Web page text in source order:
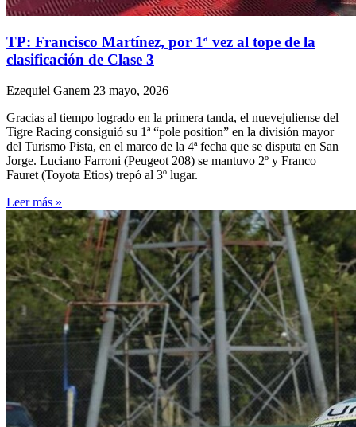
TP: Francisco Martínez, por 1ª vez al tope de la
clasificación de Clase 3
Ezequiel Ganem 23 mayo, 2026
Gracias al tiempo logrado en la primera tanda, el nuevejuliense del
Tigre Racing consiguió su 1ª “pole position” en la división mayor
del Turismo Pista, en el marco de la 4ª fecha que se disputa en San
Jorge. Luciano Farroni (Peugeot 208) se mantuvo 2º y Franco
Fauret (Toyota Etios) trepó al 3º lugar.
Leer más »